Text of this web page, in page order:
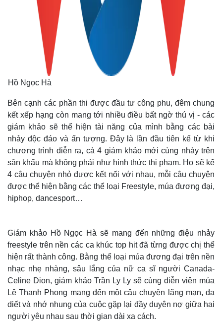
Quan sát
Hồ sơ
Multimedia
E-Magazine
Infographic
Hồ Ngọc Hà
Bên cạnh các phần thi được đầu tư công phu, đêm chung
kết xếp hạng còn mang tới nhiều điều bất ngờ thú vị - các
giám khảo sẽ thể hiện tài năng của mình bằng các bài
nhảy độc đáo và ấn tượng. Đây là lần đầu tiên kể từ khi
chương trình diễn ra, cả 4 giám khảo mới cùng nhảy trên
sân khấu mà không phải như hình thức thị phạm. Họ sẽ kể
4 câu chuyện nhỏ được kết nối với nhau, mỗi câu chuyện
được thể hiện bằng các thể loại Freestyle, múa đương đại,
hiphop, dancesport…
Giám khảo Hồ Ngọc Hà sẽ mang đến những điệu nhảy
freestyle trên nền các ca khúc top hit đã từng được chị thể
hiện rất thành công. Bằng thể loại múa đương đại trên nền
nhạc nhẹ nhàng, sâu lắng của nữ ca sĩ người Canada-
Celine Dion, giám khảo Trần Ly Ly sẽ cùng diễn viên múa
Lê Thanh Phong mang đến một câu chuyện lãng mạn, da
diết và nhớ nhung của cuộc gặp lại đầy duyên nợ giữa hai
người yêu nhau sau thời gian dài xa cách.